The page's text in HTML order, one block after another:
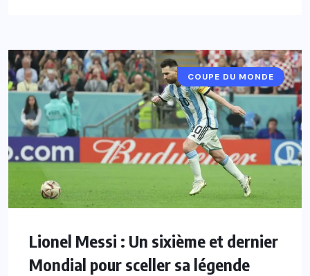
COUPE DU MONDE
Lionel Messi : Un sixième et dernier
Mondial pour sceller sa légende